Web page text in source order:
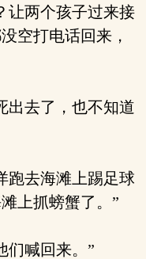
让两个孩子过来接
空打电话回来，
出去了，也不知道
跑去海滩上踢足球
上抓螃蟹了。”
们喊回来。”